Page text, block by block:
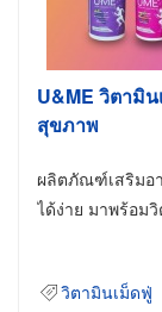
U&ME วิตามิ
สุขภาพ
ผลิตภัณฑ์เสริมอ
ได้ง่าย มาพร้อม
วิตามินเม็ดฟู่